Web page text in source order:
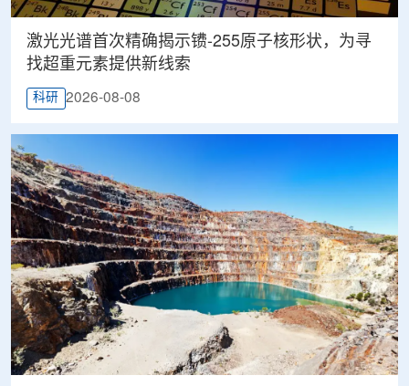
激光光谱首次精确揭示镄-255原子核形状，为寻
找超重元素提供新线索
科研 2026-08-08